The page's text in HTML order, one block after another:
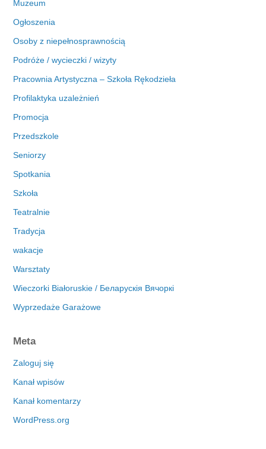
Muzeum
Ogłoszenia
Osoby z niepełnosprawnością
Podróże / wycieczki / wizyty
Pracownia Artystyczna – Szkoła Rękodzieła
Profilaktyka uzależnień
Promocja
Przedszkole
Seniorzy
Spotkania
Szkoła
Teatralnie
Tradycja
wakacje
Warsztaty
Wieczorki Białoruskie / Беларускія Вячоркі
Wyprzedaże Garażowe
Meta
Zaloguj się
Kanał wpisów
Kanał komentarzy
WordPress.org